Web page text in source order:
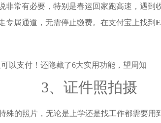
非常有必要，特别是春运回家跑高速，遇到
专属通道，无需停止缴费。在支付宝上找到
3、证件照拍摄
殊的照片，无论是上学还是找工作都需要用